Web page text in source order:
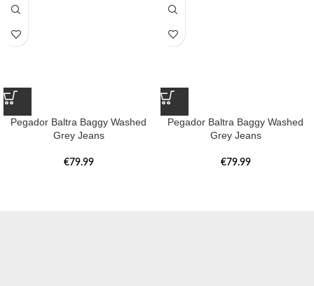
Pegador Baltra Baggy Washed
Grey Jeans
€79.99
Pegador Baltra Baggy Washed
Grey Jeans
€79.99